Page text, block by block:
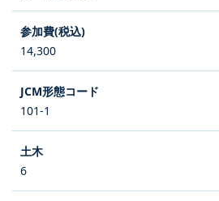
14,300
101-1
6